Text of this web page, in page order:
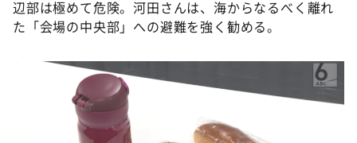
辺部は極めて危険。河田さんは、海からなるべく離れ
た「会場の中央部」への避難を強く勧める。